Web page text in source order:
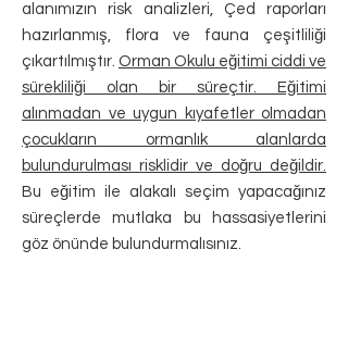
alanımızın risk analizleri, Çed raporları
hazırlanmış, flora ve fauna çeşitliliği
çıkartılmıştır. Orman Okulu eğitimi ciddi ve
sürekliliği olan bir süreçtir. Eğitimi
al ınmadan ve uygun kıyafetler olmadan
çocukların ormanlık alanlarda
bulundurulması risklidir ve doğru değildir.
Bu eğitim ile alakalı seçim yapacağınız
süreçlerde mutlaka bu hassasiyetlerini
göz önünde bulundurmalısınız.